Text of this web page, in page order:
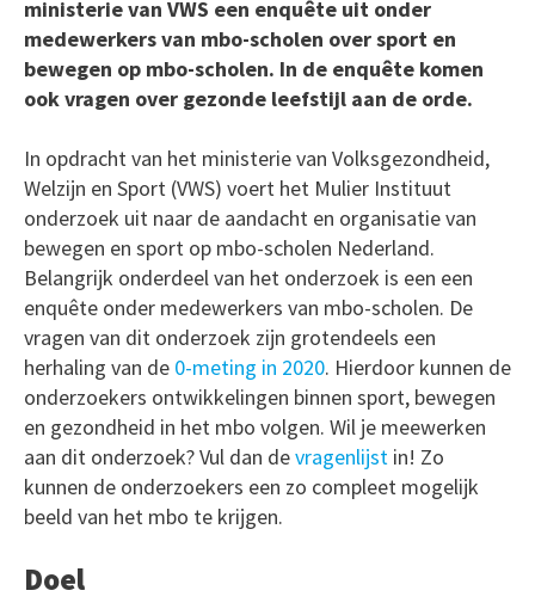
ministerie van VWS een enquête uit onder
medewerkers van mbo-scholen over sport en
bewegen op mbo-scholen. In de enquête komen
ook vragen over gezonde leefstijl aan de orde.
In opdracht van het ministerie van Volksgezondheid,
Welzijn en Sport (VWS) voert het Mulier Instituut
onderzoek uit naar de aandacht en organisatie van
bewegen en sport op mbo-scholen Nederland.
Belangrijk onderdeel van het onderzoek is een een
enquête onder medewerkers van mbo-scholen. De
vragen van dit onderzoek zijn grotendeels een
herhaling van de 0-meting in 2020. Hierdoor kunnen de
onderzoekers ontwikkelingen binnen sport, bewegen
en gezondheid in het mbo volgen. Wil je meewerken
aan dit onderzoek? Vul dan devragenlijst in! Zo
kunnen de onderzoekers een zo compleet mogelijk
beeld van het mbo te krijgen.
Doel